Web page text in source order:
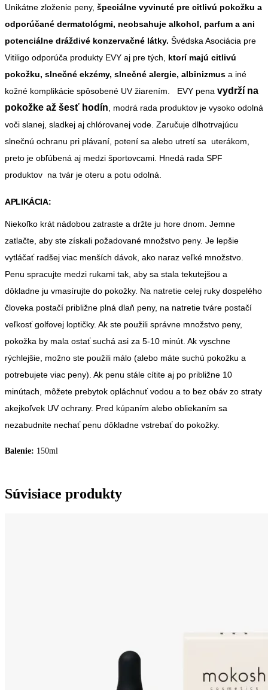
Unikátne zloženie peny, špeciálne vyvinuté pre citlivú pokožku a
odporúčané dermatológmi, neobsahuje alkohol, parfum a ani
potenciálne dráždivé konzervačné látky. Švédska Asociácia pre
Vitiligo odporúča produkty EVY aj pre tých, ktorí majú citlivú
pokožku, slnečné ekzémy, slnečné alergie, albinizmus a iné
kožné komplikácie spôsobené UV žiarením. EVY pena vydrží na
pokožke až šesť hodín , modrá rada produktov je vysoko odolná
voči slanej, sladkej aj chlórovanej vode. Zaručuje dlhotrvajúcu
slnečnú ochranu pri plávaní, potení sa alebo utretí sa uterákom,
preto je obľúbená aj medzi športovcami. Hnedá rada SPF
produktov na tvár je oteru a potu odolná.
APLIKÁCIA:
Niekoľko krát nádobou zatraste a držte ju hore dnom. Jemne
zatlačte, aby ste získali požadované množstvo peny. Je lepšie
vytláčať radšej viac menších dávok, ako naraz veľké množstvo.
Penu spracujte medzi rukami tak, aby sa stala tekutejšou a
dôkladne ju vmasírujte do pokožky. Na natretie celej ruky dospelého
človeka postačí približne plná dlaň peny, na natretie tváre postačí
veľkosť golfovej loptičky. Ak ste použili správne množstvo peny,
pokožka by mala ostať suchá asi za 5-10 minút. Ak vyschne
rýchlejšie, možno ste použili málo (alebo máte suchú pokožku a
potrebujete viac peny). Ak penu stále cítite aj po približne 10
minútach, môžete prebytok opláchnuť vodou a to bez obáv zo straty
akejkoľvek UV ochrany. Pred kúpaním alebo obliekaním sa
nezabudnite nechať penu dôkladne vstrebať do pokožky.
Balenie: 150ml
Súvisiace produkty